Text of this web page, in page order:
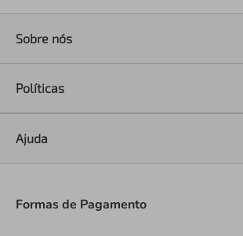
Sobre nós
Políticas
Ajuda
Formas de Pagamento